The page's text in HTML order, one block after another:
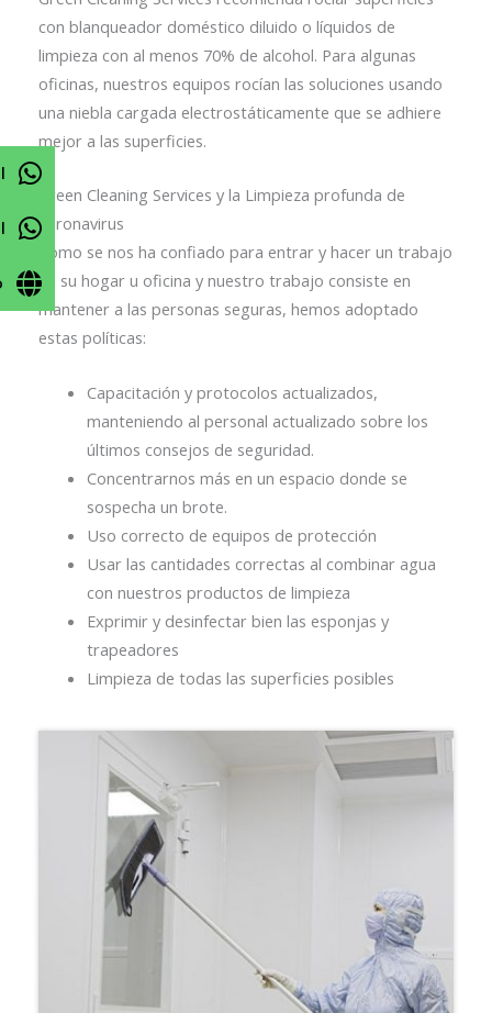
con blanqueador doméstico diluido o líquidos de
limpieza con al menos 70% de alcohol. Para algunas
oficinas, nuestros equipos rocían las soluciones usando
una niebla cargada electrostáticamente que se adhiere
mejor a las superficies.
Green Cleaning Services y la Limpieza profunda de
coronavirus
Como se nos ha confiado para entrar y hacer un trabajo
en su hogar u oficina y nuestro trabajo consiste en
mantener a las personas seguras, hemos adoptado
estas políticas:
Capacitación y protocolos actualizados,
manteniendo al personal actualizado sobre los
últimos consejos de seguridad.
Concentrarnos más en un espacio donde se
sospecha un brote.
Uso correcto de equipos de protección
Usar las cantidades correctas al combinar agua
con nuestros productos de limpieza
Exprimir y desinfectar bien las esponjas y
trapeadores
Limpieza de todas las superficies posibles